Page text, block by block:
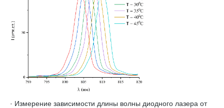
· Измерение зависимости длины волны диодного лазера от